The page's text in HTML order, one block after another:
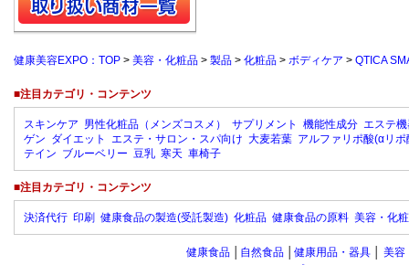
健康美容EXPO：TOP > 美容・化粧品 > 製品 > 化粧品 > ボディケア > QTICA
■注目カテゴリ・コンテンツ
スキンケア 男性化粧品（メンズコスメ） サプリメント 機能性成分 エステ
ゲン ダイエット エステ・サロン・スパ向け 大麦若葉 アルファリポ酸(αリポ
テイン ブルーベリー 豆乳 寒天 車椅子
■注目カテゴリ・コンテンツ
決済代行 印刷 健康食品の製造(受託製造) 化粧品 健康食品の原料 美容・化
健康食品 自然食品 健康用品・器具 美容